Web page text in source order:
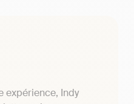
expérience, Indy